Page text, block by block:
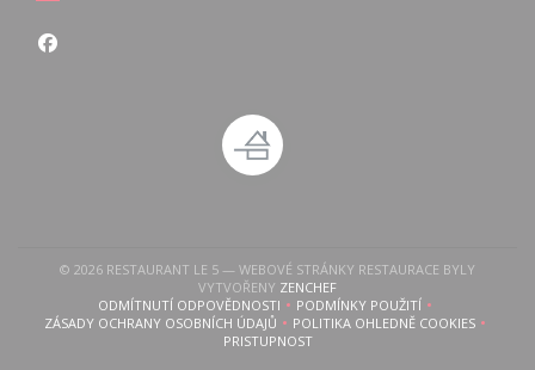
Facebook ((otevře se v novém okně))
© 2026 RESTAURANT LE 5 — WEBOVÉ STRÁNKY RESTAURACE BYLY
VYTVOŘENY ZENCHEF((OTEVŘE SE V NOVÉM OKNĚ))
ODMÍTNUTÍ ODPOVĚDNOSTI((OTEVŘE SE V NOVÉM OKNĚ))
PODMÍNKY POUŽITÍ((OTEVŘE SE V NOVÉM
ZÁSADY OCHRANY OSOBNÍCH ÚDAJŮ
((OTEVŘE SE V NOVÉM OKNĚ))POLITIKA OHLEDNĚ COOKIES
((OTEVŘE SE V NOVÉM
PRISTUPNOST
((OTEVŘE SE V NOVÉM OKNĚ))